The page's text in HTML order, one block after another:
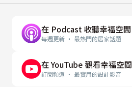
在 Podcast 收聽幸福空間
每週更新 · 最熱門的居家話題
在 YouTube 觀看幸福空間
訂閱頻道 · 最實用的設計影音